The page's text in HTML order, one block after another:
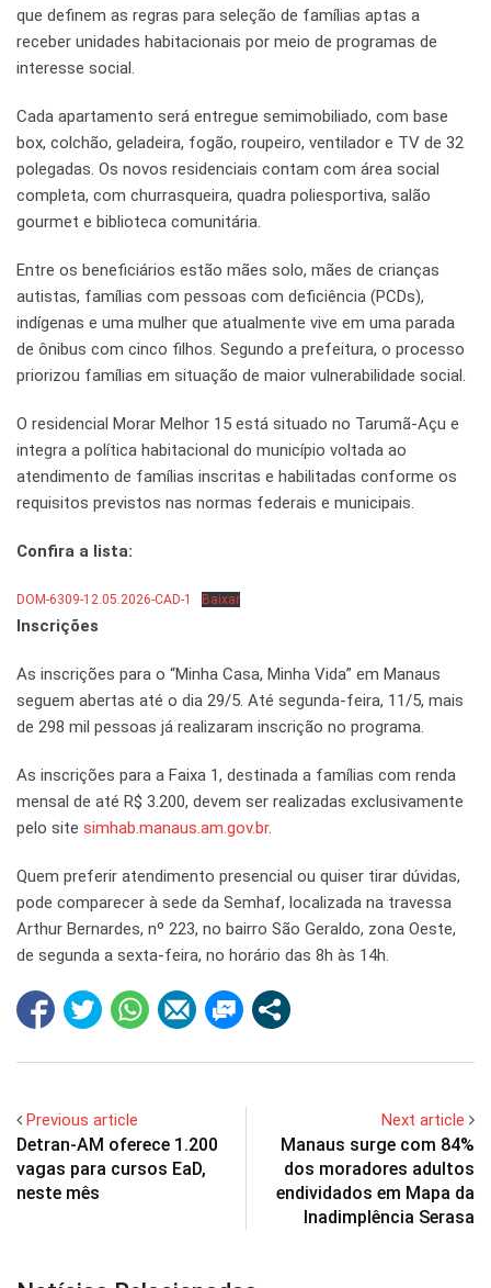
que definem as regras para seleção de famílias aptas a
receber unidades habitacionais por meio de programas de
interesse social.
Cada apartamento será entregue semimobiliado, com base
box, colchão, geladeira, fogão, roupeiro, ventilador e TV de 32
polegadas. Os novos residenciais contam com área social
completa, com churrasqueira, quadra poliesportiva, salão
gourmet e biblioteca comunitária.
Entre os beneficiários estão mães solo, mães de crianças
autistas, famílias com pessoas com deficiência (PCDs),
indígenas e uma mulher que atualmente vive em uma parada
de ônibus com cinco filhos. Segundo a prefeitura, o processo
priorizou famílias em situação de maior vulnerabilidade social.
O residencial Morar Melhor 15 está situado no Tarumã-Açu e
integra a política habitacional do município voltada ao
atendimento de famílias inscritas e habilitadas conforme os
requisitos previstos nas normas federais e municipais.
Confira a lista:
DOM-6309-12.05.2026-CAD-1 Baixar
Inscrições
As inscrições para o “Minha Casa, Minha Vida” em Manaus
seguem abertas até o dia 29/5. Até segunda-feira, 11/5, mais
de 298 mil pessoas já realizaram inscrição no programa.
As inscrições para a Faixa 1, destinada a famílias com renda
mensal de até R$ 3.200, devem ser realizadas exclusivamente
pelo site simhab.manaus.am.gov.br.
Quem preferir atendimento presencial ou quiser tirar dúvidas,
pode comparecer à sede da Semhaf, localizada na travessa
Arthur Bernardes, nº 223, no bairro São Geraldo, zona Oeste,
de segunda a sexta-feira, no horário das 8h às 14h.
Previous article
Detran-AM oferece 1.200
vagas para cursos EaD,
neste mês
Next article
Manaus surge com 84%
dos moradores adultos
endividados em Mapa da
Inadimplência Serasa